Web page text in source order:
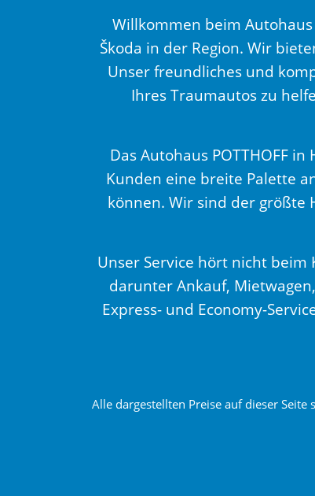
Willkommen beim
Škoda in der Region. Wir
Unser freundliches und
Ihres Traumautos zu
Das Autohaus POTTHOFF
Kunden eine breite Palette
können. Wir sind der größte
Unser Service hört nicht
darunter Ankauf,
Express- und Economy-
Alle dargestellten Preise auf dieser